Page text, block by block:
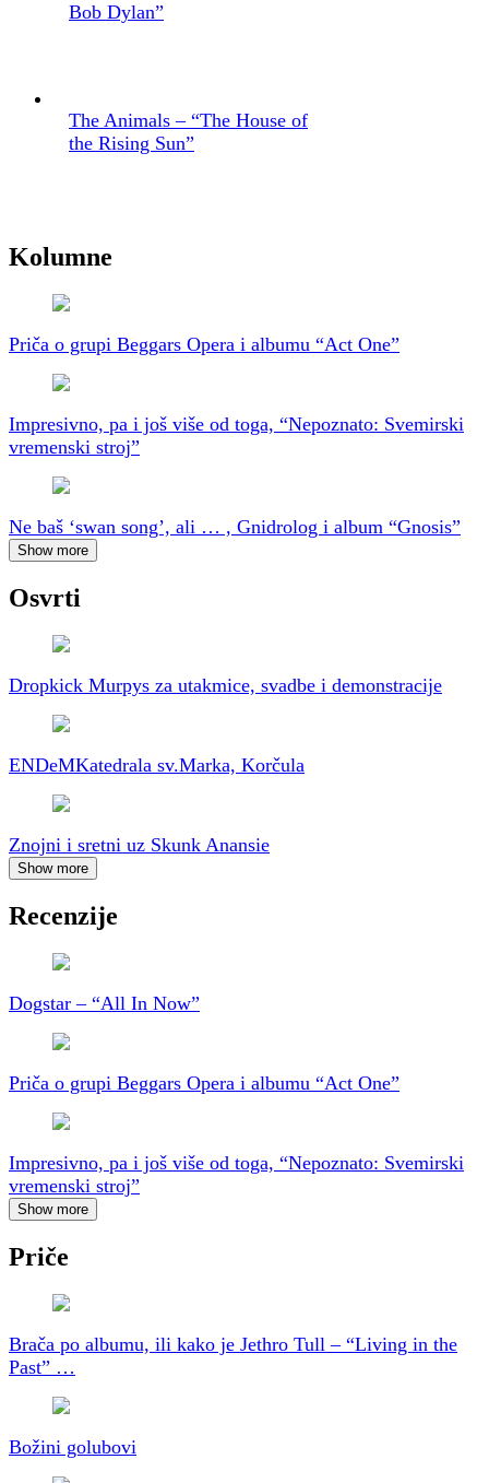
Bob Dylan”
The Animals – “The House of
the Rising Sun”
Kolumne
Priča o grupi Beggars Opera i albumu “Act One”
Impresivno, pa i još više od toga, “Nepoznato: Svemirski
vremenski stroj”
Ne baš ‘swan song’, ali … , Gnidrolog i album “Gnosis”
Show more
Osvrti
Dropkick Murpys za utakmice, svadbe i demonstracije
ENDeMKatedrala sv.Marka, Korčula
Znojni i sretni uz Skunk Anansie
Show more
Recenzije
Dogstar – “All In Now”
Priča o grupi Beggars Opera i albumu “Act One”
Impresivno, pa i još više od toga, “Nepoznato: Svemirski
vremenski stroj”
Show more
Priče
Brača po albumu, ili kako je Jethro Tull – “Living in the
Past” …
Božini golubovi